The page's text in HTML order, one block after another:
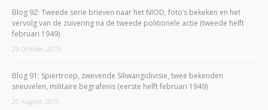
Blog 92: Tweede serie brieven naar het NIOD, foto’s bekeken en het
vervolg van de zuivering na de tweede politionele actie (tweede helft
februari 1949)
29 October, 2019
Blog 91: Spiertroep, zwevende Siliwangidivisie, twee bekenden
sneuvelen, militaire begrafenis (eerste helft februari 1949)
20 August, 2019